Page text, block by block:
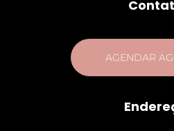
AGENDAR